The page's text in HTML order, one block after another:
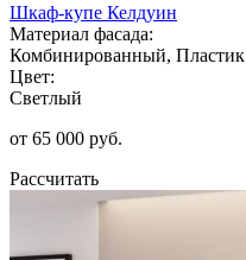
Шкаф-купе Келдуин
Материал фасада:
Комбинированный, Пластик
Цвет:
Светлый
от 65 000 руб.
Рассчитать